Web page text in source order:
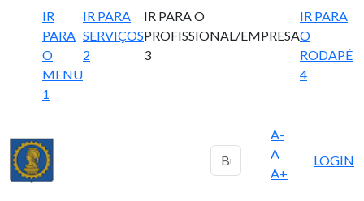
IR
PARA
O
MENU
1
IR PARA
SERVIÇOS
2
IR PARA O
PROFISSIONAL/EMPRESA
3
IR PARA
O
RODAPÉ
4
A-
A
A+
LOGIN